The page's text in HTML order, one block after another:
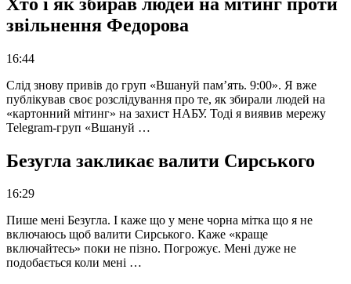
звільнення Федорова
16:44
Слід знову привів до груп «Вшануй пам’ять. 9:00». Я вже
публікував своє розслідування про те, як збирали людей на
«картонний мітинг» на захист НАБУ. Тоді я виявив мережу
Telegram-груп «Вшануй …
Безугла закликає валити Сирського
16:29
Пише мені Безугла. І каже що у мене чорна мітка що я не
включаюсь щоб валити Сирського. Каже «краще
включайтесь» поки не пізно. Погрожує. Мені дуже не
подобається коли мені …